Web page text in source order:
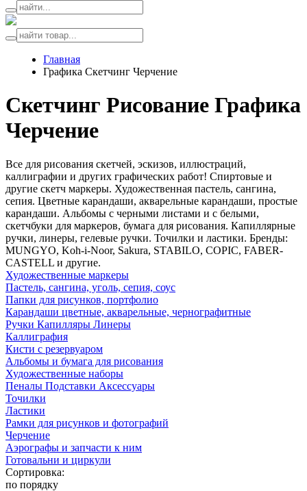
Главная
Графика Скетчинг Черчение
Скетчинг Рисование Графика
Черчение
Все для рисования скетчей, эскизов, иллюстраций,
каллиграфии и других графических работ! Спиртовые и
другие скетч маркеры. Художественная пастель, сангина,
сепия. Цветные карандаши, акварельные карандаши, простые
карандаши. Альбомы с черными листами и с белыми,
скетчбуки для маркеров, бумага для рисования. Капиллярные
ручки, линеры, гелевые ручки. Точилки и ластики. Бренды:
MUNGYO, Koh-i-Noor, Sakura, STABILO, СОРIС, FABER-
CASTELL и другие.
Художественные маркеры
Пастель, сангина, уголь, сепия, соус
Папки для рисунков, портфолио
Карандаши цветные, акварельные, чернографитные
Ручки Капилляры Линеры
Каллиграфия
Кисти с резервуаром
Альбомы и бумага для рисования
Художественные наборы
Пеналы Подставки Аксессуары
Точилки
Ластики
Рамки для рисунков и фотографий
Черчение
Аэрографы и запчасти к ним
Готовальни и циркули
Сортировка:
по порядку